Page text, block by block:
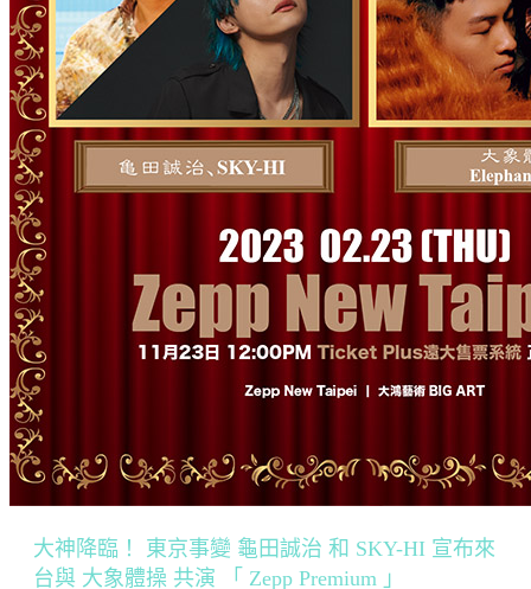
大神降臨！ 東京事變 龜田誠治 和 SKY-HI 宣布來
台與 大象體操 共演 「 Zepp Premium 」